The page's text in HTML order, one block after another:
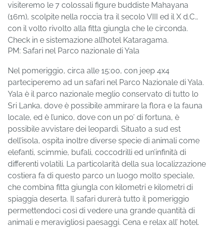
visiteremo le 7 colossali figure buddiste Mahayana
(16m), scolpite nella roccia tra il secolo VIII ed il X d.C.,
con il volto rivolto alla fitta giungla che le circonda.
Check in e sistemazione all’hotel Kataragama.
PM: Safari nel Parco nazionale di Yala
Nel pomeriggio, circa alle 15:00, con jeep 4x4
parteciperemo ad un safari nel Parco Nazionale di Yala.
Yala è il parco nazionale meglio conservato di tutto lo
Sri Lanka, dove è possibile ammirare la flora e la fauna
locale, ed è l’unico, dove con un po’ di fortuna, è
possibile avvistare dei leopardi. Situato a sud est
dell’isola, ospita inoltre diverse specie di animali come
elefanti, scimmie, bufali, coccodrilli ed un’infinità di
differenti volatili. La particolarità della sua localizzazione
costiera fa di questo parco un luogo molto speciale,
che combina fitta giungla con kilometri e kilometri di
spiaggia deserta. Il safari durerà tutto il pomeriggio
permettendoci così di vedere una grande quantità di
animali e meravigliosi paesaggi. Cena e relax all’ hotel.